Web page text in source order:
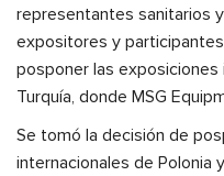
representantes sanitarios
expositores y
posponer las exposiciones
Turquía, donde MSG
Se tomó la decisión de
internacionales de Polonia